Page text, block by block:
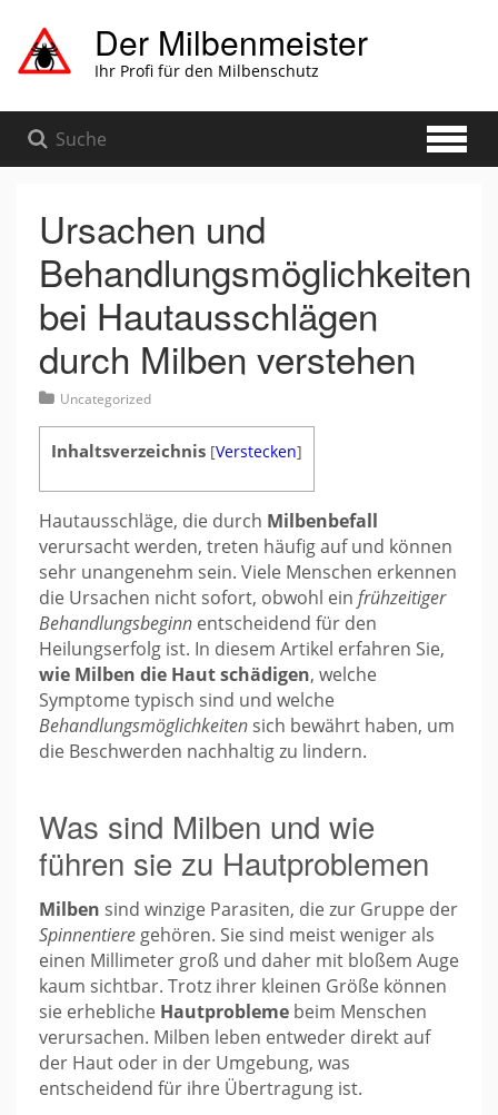
Hauptinhalt
springen
Der Milbenmeister
Ihr Profi für den Milbenschutz
Ursachen und
Behandlungsmöglichkeiten
bei Hautausschlägen
durch Milben verstehen
Uncategorized
Inhaltsverzeichnis [Verstecken]
Hautausschläge, die durch Milbenbefall
verursacht werden, treten häufig auf und können
sehr unangenehm sein. Viele Menschen erkennen
die Ursachen nicht sofort, obwohl ein frühzeitiger
Behandlungsbeginn entscheidend für den
Heilungserfolg ist. In diesem Artikel erfahren Sie,
wie Milben die Haut schädigen, welche
Symptome typisch sind und welche
Behandlungsmöglichkeiten sich bewährt haben, um
die Beschwerden nachhaltig zu lindern.
Was sind Milben und wie
führen sie zu Hautproblemen
Milben sind winzige Parasiten, die zur Gruppe der
Spinnentiere gehören. Sie sind meist weniger als
einen Millimeter groß und daher mit bloßem Auge
kaum sichtbar. Trotz ihrer kleinen Größe können
sie erhebliche Hautprobleme beim Menschen
verursachen. Milben leben entweder direkt auf
der Haut oder in der Umgebung, was
entscheidend für ihre Übertragung ist.